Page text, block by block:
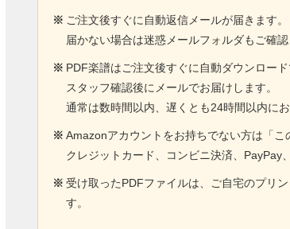
※ ご注文後すぐに自動返信メールが届きます。
届かない場合は迷惑メールフォルダもご確認
※ PDF楽譜はご注文後すぐに自動ダウンロード
スタッフ確認後にメールでお届けします。
通常は数時間以内、遅くとも24時間以内にお
※ Amazonアカウントをお持ちでない方は「こ
クレジットカード、コンビニ決済、PayPay
※ 受け取ったPDFファイルは、ご自宅のプリ
す。